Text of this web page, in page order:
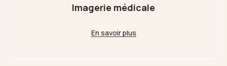
Imagerie médicale
En savoir plus